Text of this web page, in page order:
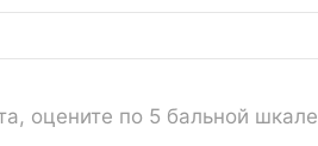
оцените по 5 бальной шкале